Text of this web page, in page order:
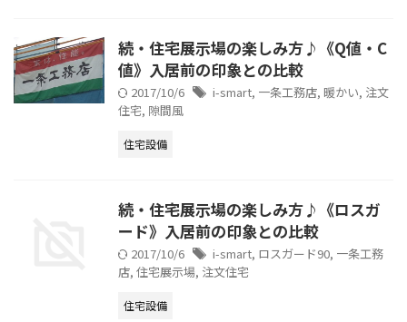
続・住宅展示場の楽しみ方♪《Q値・C
値》入居前の印象との比較
2017/10/6 i-smart, 一条工務店, 暖かい, 注文
住宅, 隙間風
住宅設備
続・住宅展示場の楽しみ方♪《ロスガ
ード》入居前の印象との比較
2017/10/6 i-smart, ロスガード90, 一条工務
店, 住宅展示場, 注文住宅
住宅設備